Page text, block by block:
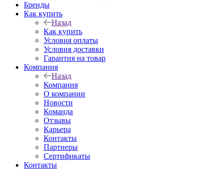
Бренды
Как купить
Назад
Как купить
Условия оплаты
Условия доставки
Гарантия на товар
Компания
Назад
Компания
О компании
Новости
Команда
Отзывы
Карьера
Контакты
Партнеры
Сертификаты
Контакты